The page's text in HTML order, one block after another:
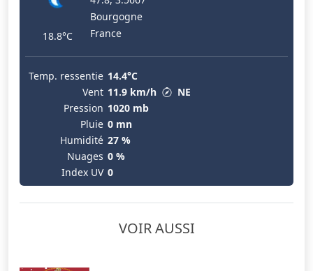
18.8°C
Bourgogne
France
Temp. ressentie 14.4°C
Vent 11.9 km/h
NE
Pression 1020 mb
Pluie 0 mn
Humidité 27 %
Nuages 0 %
Index UV 0
VOIR AUSSI